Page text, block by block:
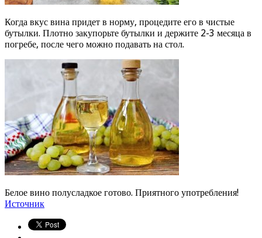
Когда вкус вина придет в норму, процедите его в чистые
бутылки. Плотно закупорьте бутылки и держите 2-3 месяца в
погребе, после чего можно подавать на стол.
Белое вино полусладкое готово. Приятного употребления!
Источник